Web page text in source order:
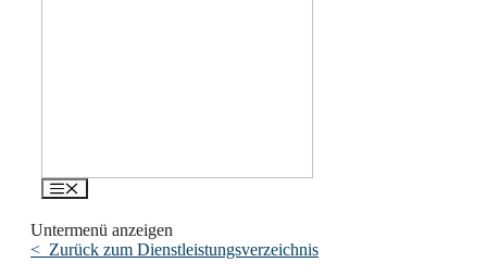
Menü
Untermenü anzeigen
< Zurück zum Dienstleistungsverzeichnis